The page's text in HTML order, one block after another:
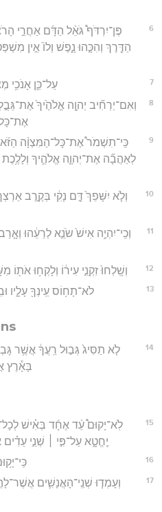
6
פֶּן־יִרְדֹּף֩ גֹּאֵ֨ל הַדָּ֜ם אַחֲרֵ֣י
הַדֶּ֖רֶךְ וְהִכָּ֣הוּ נָ֑פֶשׁ וְלוֹ֙ אֵ֣ין
7 עַל־כֵּ֛ן אָנֹכִ֥י
8
וְאִם־יַרְחִ֞יב יְהוָ֤ה אֱלֹהֶ֙יךָ֙
9
כִּֽי־תִשְׁמֹר֩ אֶת־כָּל־הַמִּצְוָ֨ה
לְאַהֲבָ֞ה אֶת־יְהוָ֧ה אֱלֹהֶ֛יךָ וְלָלֶ֥כֶת
10
וְלֹ֤א יִשָּׁפֵךְ֙ דָּ֣ם נָקִ֔י בְּקֶ֣רֶב
11
וְכִֽי־יִהְיֶ֥ה אִישׁ֙ שֹׂנֵ֣א לְרֵעֵ֔הוּ
12 וְשָֽׁלְחוּ֙ זִקְנֵ֣י עִיר֔וֹ וְלָקְח֥וּ אֹת֖וֹ
13 לֹא־תָח֥וֹס עֵֽינְךָ֖ עָלָ֑יו
14
לֹ֤א תַסִּיג֙ גְּב֣וּל רֵֽעֲךָ֔ אֲשֶׁ֥ר
בָּאָ֕רֶץ
15
לֹֽא־יָקוּם֩ עֵ֨ד אֶחָ֜ד בְּאִ֗ישׁ
יֶֽחֱטָ֑א עַל־פִּ֣י ׀ שְׁנֵ֣י עֵדִ֗ים
16
17
וְעָמְד֧וּ שְׁנֵֽי־הָאֲנָשִׁ֛ים